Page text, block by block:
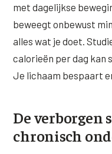
met dagelijkse
beweegt onbewust
alles wat je doet.
calorieën per dag kan
Je lichaam bespaart
De verborgen
chronisch